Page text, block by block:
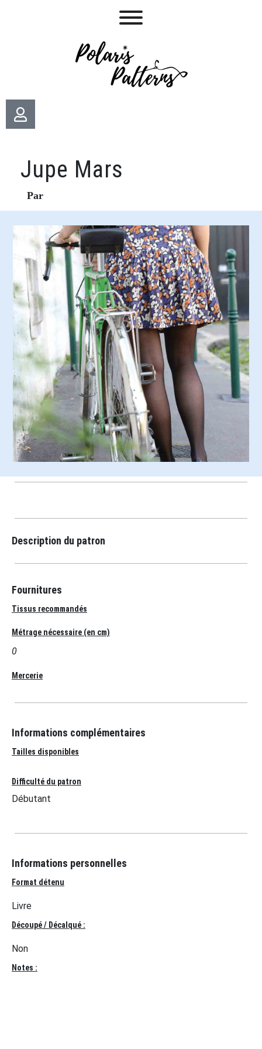
Jupe Mars
Par
Description du patron
Fournitures
Tissus recommandés
Métrage nécessaire (en cm)
0
Mercerie
Informations complémentaires
Tailles disponibles
Difficulté du patron
Débutant
Informations personnelles
Format détenu
Livre
Découpé / Décalqué :
Non
Notes :